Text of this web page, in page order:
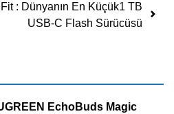
: Dünyanın En Küçük1 TB
USB-C Flash Sürücüsü
EchoBuds Magic